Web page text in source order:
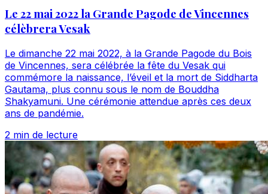
Le 22 mai 2022 la Grande Pagode de Vincennes
célèbrera Vesak
Le dimanche 22 mai 2022, à la Grande Pagode du Bois
de Vincennes, sera célébrée la fête du Vesak qui
commémore la naissance, l’éveil et la mort de Siddharta
Gautama, plus connu sous le nom de Bouddha
Shakyamuni. Une cérémonie attendue après ces deux
ans de pandémie.
2 min de lecture